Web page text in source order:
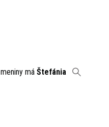
meniny má Štefánia